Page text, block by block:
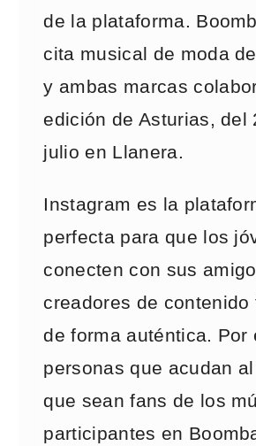
de la plataforma.
cita musical de moda
y ambas marcas
edición de Asturias, del
julio en Llanera.
Instagram es la
perfecta para que los
conecten con sus
creadores de contenido
de forma auténtica. Por
personas que acudan
que sean fans de los
participantes en